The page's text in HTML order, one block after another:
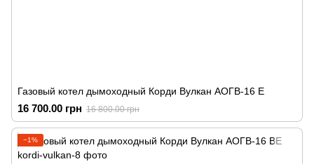
Газовый котел дымоходный Корди Вулкан АОГВ-16 Е
16 700.00 грн 16 800.00 грн
−1%